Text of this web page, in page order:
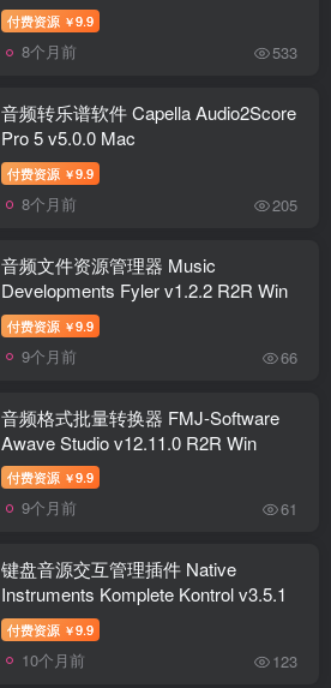
付费资源 ￥9.9
8个月前 533
音频转乐谱软件 Capella Audio2Score
Pro 5 v5.0.0 Mac
付费资源 ￥9.9
8个月前 205
音频文件资源管理器 Music
Developments Fyler v1.2.2 R2R Win
付费资源 ￥9.9
9个月前 66
音频格式批量转换器 FMJ-Software
Awave Studio v12.11.0 R2R Win
付费资源 ￥9.9
9个月前 61
键盘音源交互管理插件 Native
Instruments Komplete Kontrol v3.5.1
付费资源 ￥9.9
10个月前 123